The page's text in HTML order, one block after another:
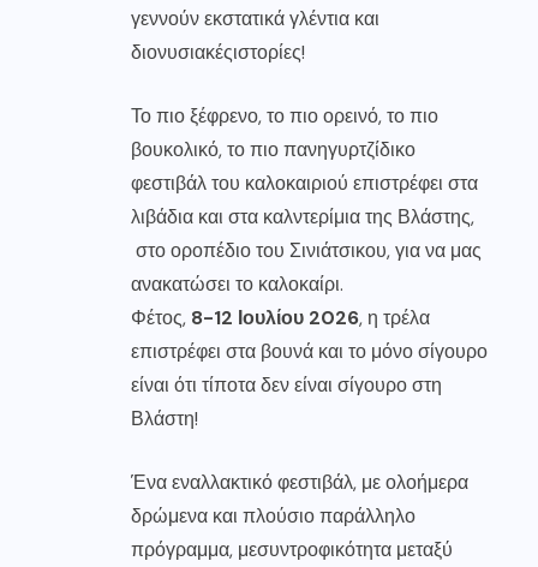
γεννούν εκστατικά γλέντια και
διονυσιακέςιστορίες!
Το πιο ξέφρενο, το πιο ορεινό, το πιο
βουκολικό, το πιο πανηγυρτζίδικο
φεστιβάλ του καλοκαιριού επιστρέφει στα
λιβάδια και στα καλντερίμια της Βλάστης,
στο οροπέδιο του Σινιάτσικου, για να μας
ανακατώσει το καλοκαίρι.
Φέτος, 8-12 Ιουλίου 2026, η τρέλα
επιστρέφει στα βουνά και το μόνο σίγουρο
είναι ότι τίποτα δεν είναι σίγουρο στη
Βλάστη!
Ένα εναλλακτικό φεστιβάλ, με ολοήμερα
δρώμενα και πλούσιο παράλληλο
πρόγραμμα, μεσυντροφικότητα μεταξύ